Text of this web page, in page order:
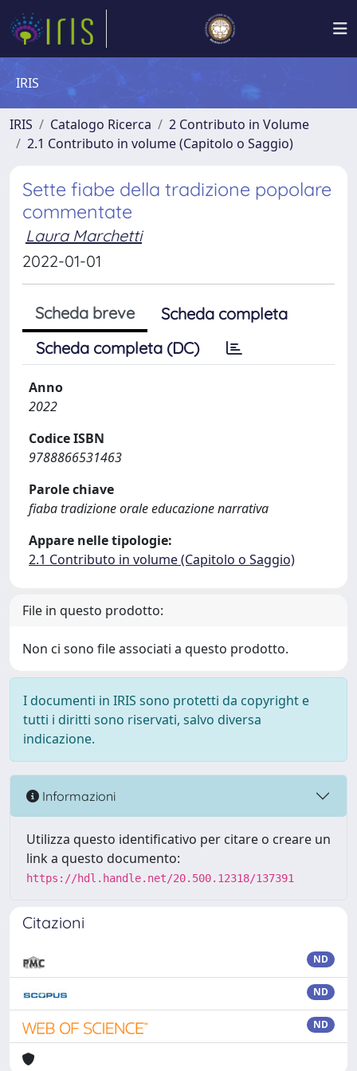
IRIS
IRIS Catalogo Ricerca
2 Contributo in Volume
2.1 Contributo in volume (Capitolo o Saggio)
Sette fiabe della tradizione popolare
commentate
Laura Marchetti
2022-01-01
Scheda breve
Scheda completa
Scheda completa (DC)
Anno
2022
Codice ISBN
9788866531463
Parole chiave
fiaba tradizione orale educazione narrativa
Appare nelle tipologie:
2.1 Contributo in volume (Capitolo o Saggio)
File in questo prodotto:
Non ci sono file associati a questo prodotto.
I documenti in IRIS sono protetti da copyright e
tutti i diritti sono riservati, salvo diversa
indicazione.
Informazioni
Utilizza questo identificativo per citare o creare un
link a questo documento:
https://hdl.handle.net/20.500.12318/137391
Citazioni
ND
ND
ND